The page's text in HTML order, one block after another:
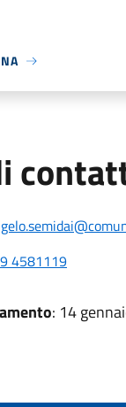
4581119
: 14